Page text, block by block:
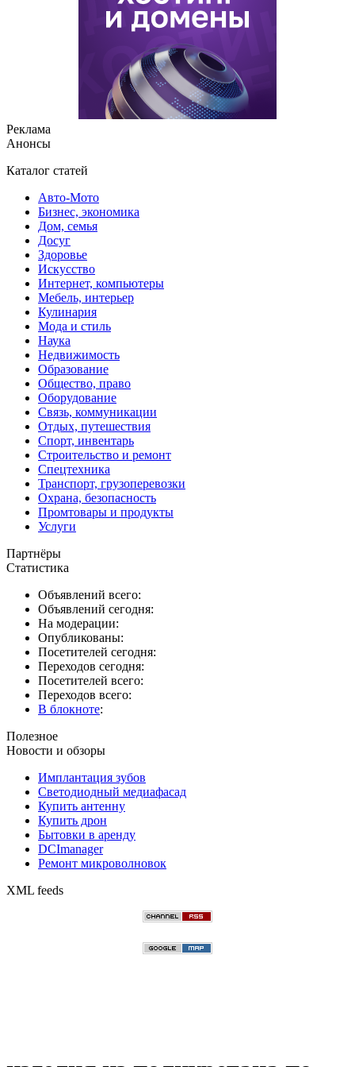
Реклама
Анонсы
Каталог статей
Авто-Мото
Бизнес, экономика
Дом, семья
Досуг
Здоровье
Искусство
Интернет, компьютеры
Мебель, интерьер
Кулинария
Мода и стиль
Наука
Недвижимость
Образование
Общество, право
Оборудование
Связь, коммуникации
Отдых, путешествия
Спорт, инвентарь
Строительство и ремонт
Спецтехника
Транспорт, грузоперевозки
Охрана, безопасность
Промтовары и продукты
Услуги
Партнёры
Статистика
Объявлений всего:
Объявлений сегодня:
На модерации:
Опубликованы:
Посетителей сегодня:
Переходов сегодня:
Посетителей всего:
Переходов всего:
В блокноте:
Полезное
Новости и обзоры
Имплантация зубов
Светодиодный медиафасад
Купить антенну
Купить дрон
Бытовки в аренду
DCImanager
Ремонт микроволновок
XML feeds